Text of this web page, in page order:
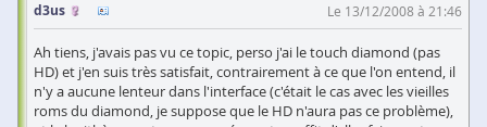
d3us
Le 13/12/2008 à 21:46
Ah tiens, j'avais pas vu ce topic, perso j'ai le touch diamond (pas
HD) et j'en suis très satisfait, contrairement à ce que l'on entend, il
n'y a aucune lenteur dans l'interface (c'était le cas avec les vieilles
roms du diamond, je suppose que le HD n'aura pas ce problème),